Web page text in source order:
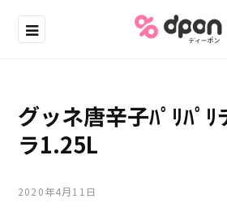
グッネ唐辛子ﾊﾟﾘﾊﾟﾘ
ラ1.25L
2020年4月11日